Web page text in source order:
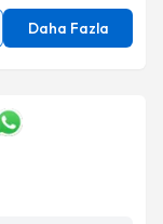
Daha Fazla